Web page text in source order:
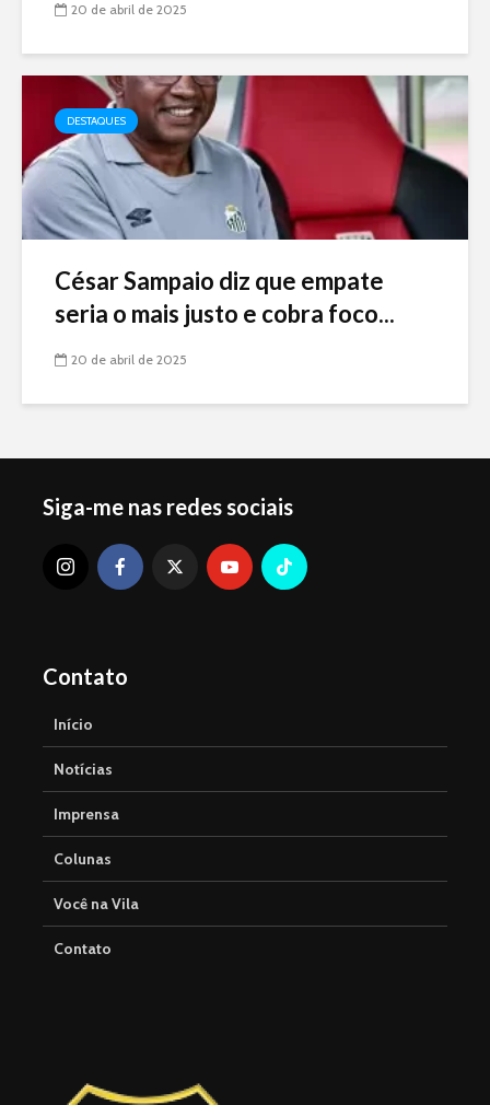
20 de abril de 2025
DESTAQUES
César Sampaio diz que empate
seria o mais justo e cobra foco...
20 de abril de 2025
Siga-me nas redes sociais
Contato
Início
Notícias
Imprensa
Colunas
Você na Vila
Contato